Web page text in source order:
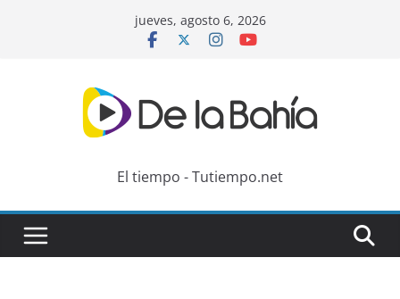
jueves, agosto 6, 2026
El tiempo - Tutiempo.net